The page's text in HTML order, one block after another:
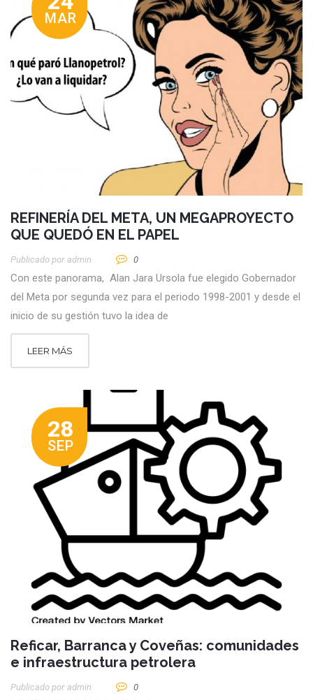
MAR
REFINERÍA DEL META, UN MEGAPROYECTO
QUE QUEDÓ EN EL PAPEL
Publicado por Admin 0
Con este panorama, Alan Jara Ursola fue elegido Gobernador
del Meta por segunda vez para el periodo 1998-2001 y desde el
inicio de su gestión tuvo la idea de
LEER MÁS
28
SEP
Reficar, Barranca y Coveñas: comunidades
e infraestructura petrolera
Publicado por Admin 0